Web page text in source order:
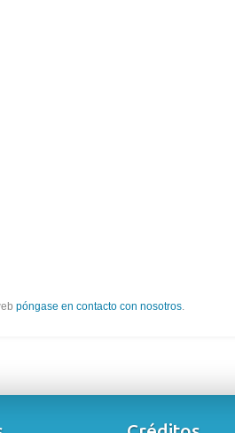
póngase en contacto con nosotros.